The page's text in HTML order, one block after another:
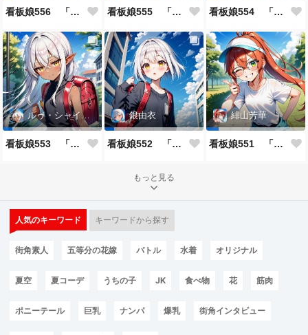
看板娘556 「久慈透のよもやま話」 看板娘555 「帰還、そして目覚め。」 看板娘554 「竹田アニーのよもやま話」
ルゥ・シャイニー
看板娘553 「ルゥ・シャイニーのよもやま話」
銀由衣
看板娘552 「銀由衣」
緋山芳華
看板娘551 「緋山芳華のよもやま話」
もっと見る
人気のキーワード キーワードから探す
街角素人 五等分の花嫁 バトル 水着 オリジナル
夏空 夏コーデ うちの子 JK 食べ物 花 筋肉
ポニーテール 巨乳 ナンパ 爆乳 街角インタビュー